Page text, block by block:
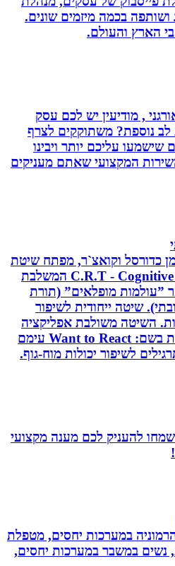
בכמה מיזמים שונים.
והעולם.
, מודיעין יש לכם עסק
משתוקקים לצרף
עליכם יותר ויבינו
המקצועי שאתם מעניקים
וקואצ`ר, מפתח שיטת
C.R.T - Cognitive Reaction Training המשלבת
מופלאים” (תורת
שיטה ייחודית לשיפור
השיטה משולבת אפליקציה
ייחודית וערכה ייעודיות בשם: Want to React עימם
לשיפור יכולות מוח-גוף.
להעניק לכם מענה מקצועי
במערכות יחסים, מטפלת
במשבר במערכות יחסים,